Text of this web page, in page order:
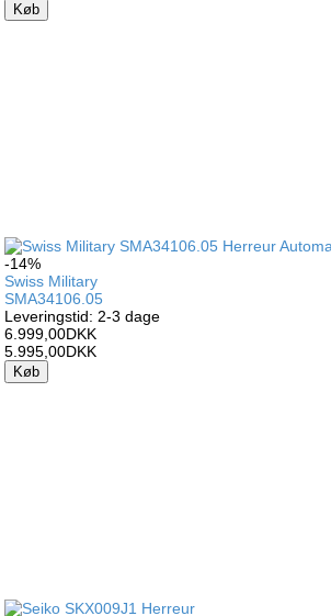
Køb
-14%
Swiss Military
SMA34106.05
Leveringstid: 2-3 dage
6.999,00DKK
5.995,00DKK
Køb